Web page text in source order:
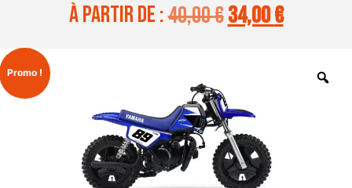
à partir de :40,00€34,00€
Promo !